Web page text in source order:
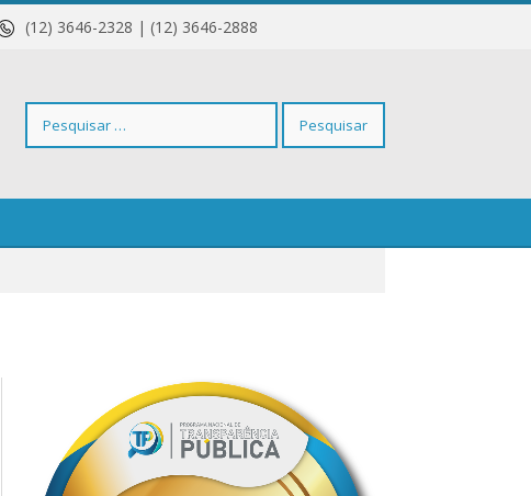
(12) 3646-2328 | (12) 3646-2888
Pesquisar